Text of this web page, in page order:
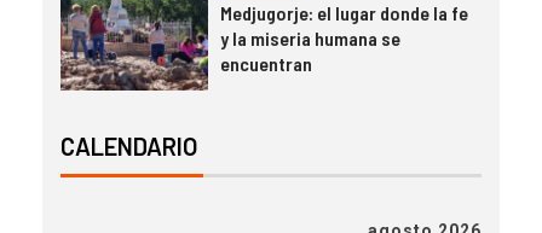
Medjugorje: el lugar donde la fe
y la miseria humana se
encuentran
CALENDARIO